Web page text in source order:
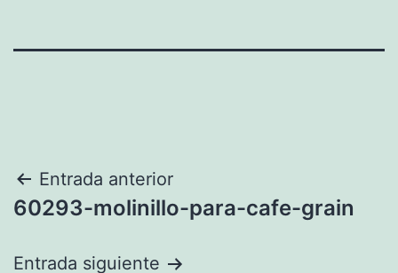
Navegación
de
entradas
Entrada anterior
60293-molinillo-para-cafe-grain
Entrada siguiente